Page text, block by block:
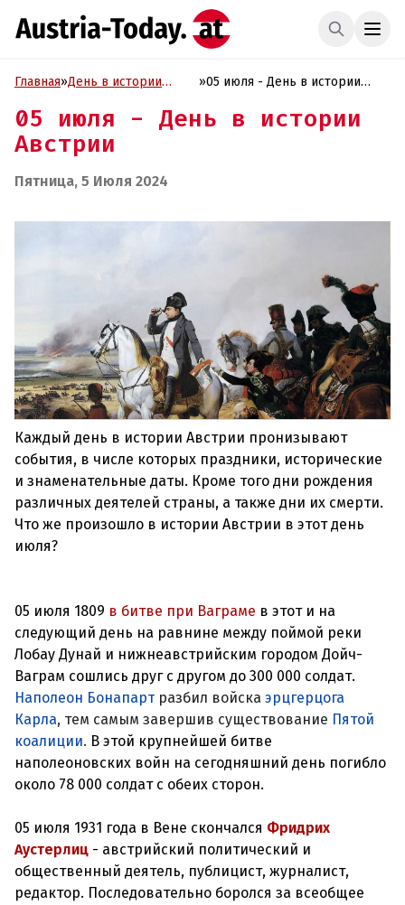
Главная»День в истории
»05 июля - День в истории
05 июля - День в истории
Австрии
Пятница, 5 Июля 2024
Каждый день в истории Австрии пронизывают
события, в числе которых праздники, исторические
и знаменательные даты. Кроме того дни рождения
различных деятелей страны, а также дни их смерти.
Что же произошло в истории Австрии в этот день
июля?
05 июля 1809 в битве при Ваграме в этот и на
следующий день на равнине между поймой реки
Лобау Дунай и нижнеавстрийским городом Дойч-
Ваграм сошлись друг с другом до 300 000 солдат.
Наполеон Бонапарт разбил войска эрцгерцога
Карла, тем самым завершив существование Пятой
коалиции. В этой крупнейшей битве
наполеоновских войн на сегодняшний день погибло
05 июля 1931 года в Вене скончался Фридрих
Аустерлиц - австрийский политический и
общественный деятель, публицист, журналист,
редактор. Последовательно боролся за всеобщее